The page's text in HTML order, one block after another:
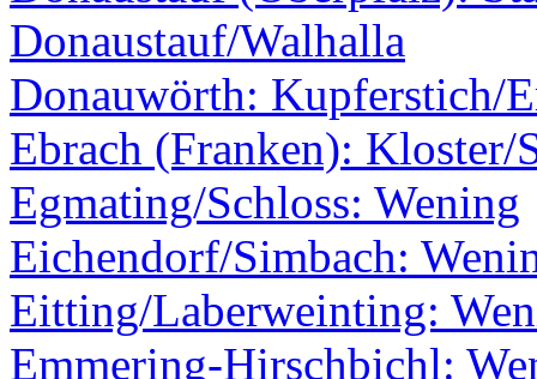
Donaustauf/Walhalla
Donauwörth: Kupferstich/
Ebrach (Franken): Kloster/
Egmating/Schloss: Wening
Eichendorf/Simbach:
Eitting/Laberweinting:
Emmering-Hirschbichl: